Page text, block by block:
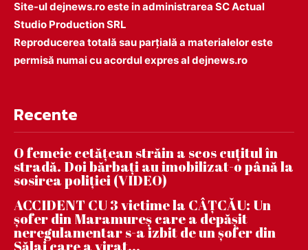
Site-ul dejnews.ro este in administrarea SC Actual
Studio Production SRL
Reproducerea totală sau parțială a materialelor este
permisă numai cu acordul expres al dejnews.ro
Recente
O femeie cetățean străin a scos cuțitul în
stradă. Doi bărbați au imobilizat-o până la
sosirea poliției (VIDEO)
ACCIDENT CU 3 victime la CÂȚCĂU: Un
șofer din Maramureș care a depășit
neregulamentar s-a izbit de un șofer din
Sălaj care a virat...